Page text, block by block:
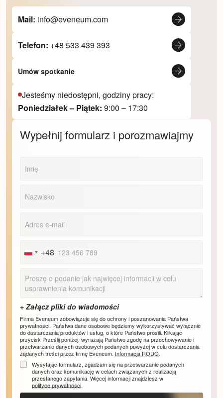
Mail: info@eveneum.com
Telefon: +48 533 439 393
Umów spotkanie
Jesteśmy niedostępni, godziny pracy:
Poniedziałek – Piątek: 9:00 – 17:30
Wypełnij formularz i porozmawiajmy
Poland
+48
Firma Eveneum zobowiązuje się do ochrony i poszanowania Państwa
prywatności. Państwa dane osobowe będziemy wykorzystywać wyłącznie
do dostarczania produktów i usług, o które Państwo prosili. Klikając
przycisk Prześlij poniżej, wyrażają Państwo zgodę na przechowywanie i
przetwarzanie danych osobowych podanych powyżej w celu dostarczania
żądanych treści przez firmę Eveneum. Informacja RODO.
Wysyłając formularz, zgadzam się na przetwarzanie podanych
danych oraz komunikację w celach związanych z realizacją
przesłanego zapytania. Więcej informacji znajdziesz w
polityce prywatności.